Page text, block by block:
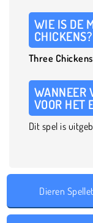
WIE IS DE
CHICKENS?
Three Chickens
WANNEER
VOOR HET
Dit spel is
Dieren